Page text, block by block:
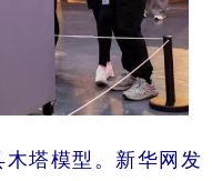
塔模型。新华网发